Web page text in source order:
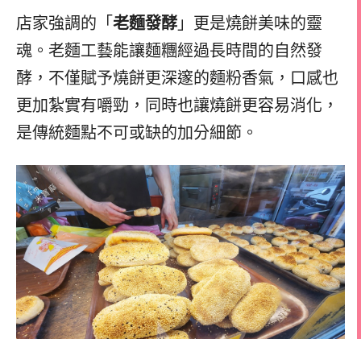
店家強調的「 老麵發酵 」更是燒餅美味的靈
魂。老麵工藝能讓麵糰經過長時間的自然發
酵，不僅賦予燒餅更深邃的麵粉香氣，口感也
更加紮實有嚼勁，同時也讓燒餅更容易消化，
是傳統麵點不可或缺的加分細節。